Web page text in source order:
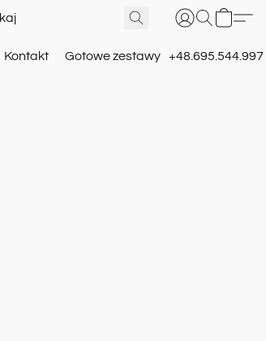
Kontakt Gotowe zestawy +48.695.544.997